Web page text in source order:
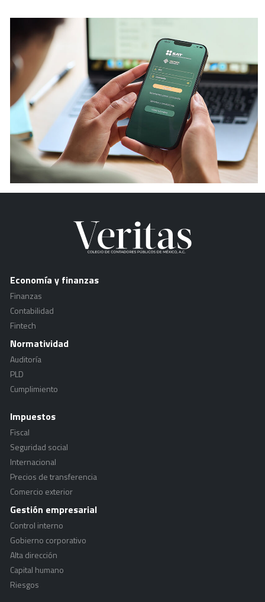
Economía y finanzas
Finanzas
Contabilidad
Fintech
Normatividad
Auditoría
PLD
Cumplimiento
Impuestos
Fiscal
Seguridad social
Internacional
Precios de transferencia
Comercio exterior
Gestión empresarial
Control interno
Gobierno corporativo
Alta dirección
Capital humano
Riesgos